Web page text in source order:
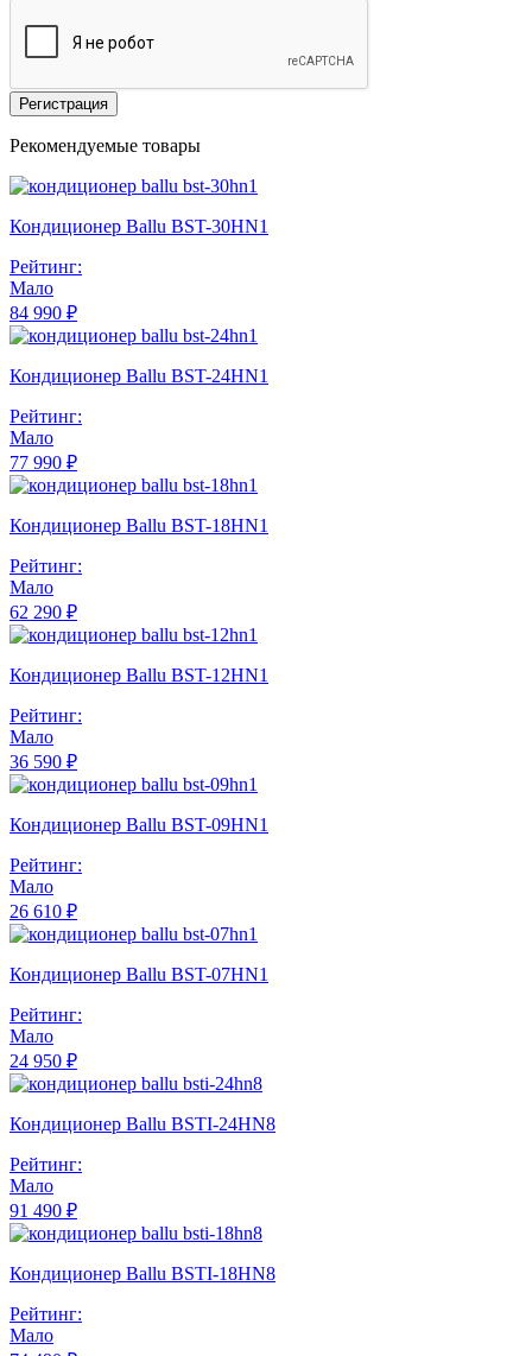
Регистрация
Рекомендуемые товары
Кондиционер Ballu BST-30HN1
Рейтинг:
Мало
84 990 ₽
Кондиционер Ballu BST-24HN1
Рейтинг:
Мало
77 990 ₽
Кондиционер Ballu BST-18HN1
Рейтинг:
Мало
62 290 ₽
Кондиционер Ballu BST-12HN1
Рейтинг:
Мало
36 590 ₽
Кондиционер Ballu BST-09HN1
Рейтинг:
Мало
26 610 ₽
Кондиционер Ballu BST-07HN1
Рейтинг:
Мало
24 950 ₽
Кондиционер Ballu BSTI-24HN8
Рейтинг:
Мало
91 490 ₽
Кондиционер Ballu BSTI-18HN8
Рейтинг:
Мало